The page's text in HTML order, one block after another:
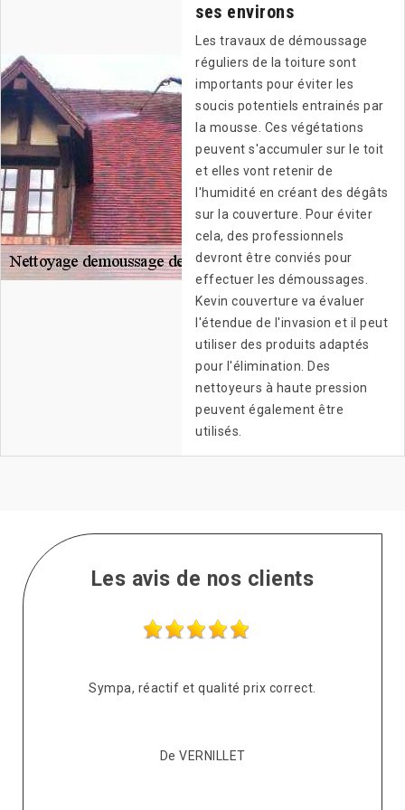
ses environs
Les travaux de démoussage
réguliers de la toiture sont
importants pour éviter les
soucis potentiels entrainés par
la mousse. Ces végétations
peuvent s'accumuler sur le toit
et elles vont retenir de
l'humidité en créant des dégâts
sur la couverture. Pour éviter
cela, des professionnels
devront être conviés pour
effectuer les démoussages.
Kevin couverture va évaluer
l'étendue de l'invasion et il peut
utiliser des produits adaptés
pour l'élimination. Des
nettoyeurs à haute pression
peuvent également être
utilisés.
Les avis de nos clients
Sympa, réactif et qualité prix correct.
De VERNILLET